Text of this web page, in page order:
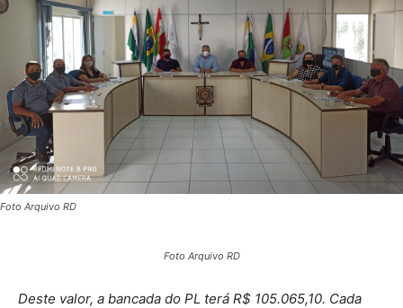
Foto Arquivo RD
Foto Arquivo RD
Deste valor, a bancada do PL terá R$ 105.065,10. Cada